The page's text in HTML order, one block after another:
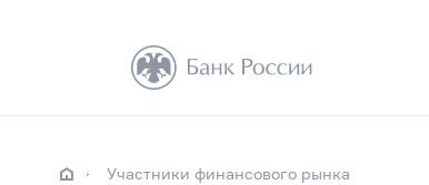
Участники финансового рынка